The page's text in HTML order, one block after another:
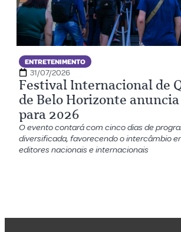
ENTRETENIMENTO
31/07/2026
Festival Internacional de
de Belo Horizonte
para 2026
O evento contará com cinco dias de
diversificada, favorecendo o intercâmbio
editores nacionais e internacionais